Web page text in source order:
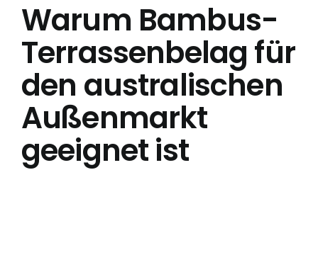
Warum Bambus-
Terrassenbelag für
den australischen
Außenmarkt
geeignet ist